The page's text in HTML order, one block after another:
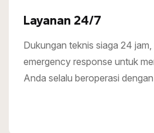
Layanan 24/7
Dukungan teknis siaga 24
emergency response untuk
Anda selalu beroperasi